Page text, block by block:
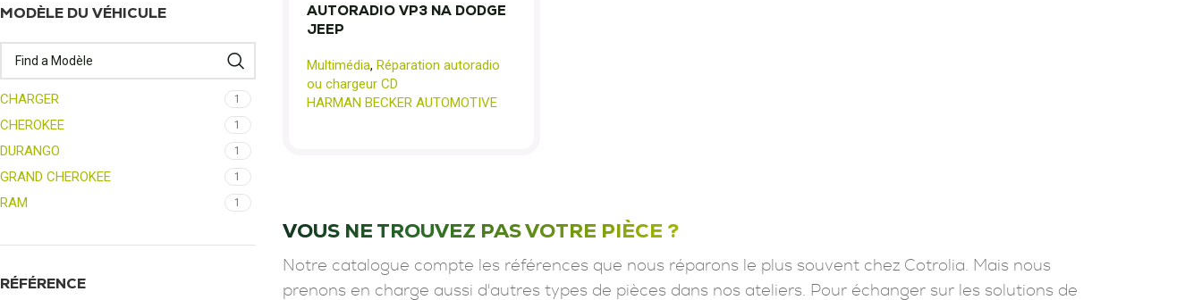
MODÈLE DU VÉHICULE
CHARGER 1
CHEROKEE 1
DURANGO 1
GRAND CHEROKEE 1
RAM 1
RÉFÉRENCE
AUTORADIO VP3 NA DODGE
JEEP
Multimédia, Réparation autoradio
ou chargeur CD
HARMAN BECKER AUTOMOTIVE
VOUS NE TROUVEZ PAS VOTRE PIÈCE ?
Notre catalogue compte les références que nous réparons le plus souvent chez Cotrolia. Mais nous
prenons en charge aussi d'autres types de pièces dans nos ateliers. Pour échanger sur les solutions de